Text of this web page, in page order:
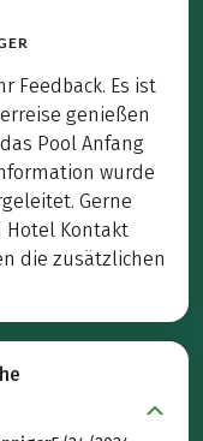
Feedback. Es ist
genießen
Pool Anfang
wurde
Gerne
Hotel Kontakt
die zusätzlichen